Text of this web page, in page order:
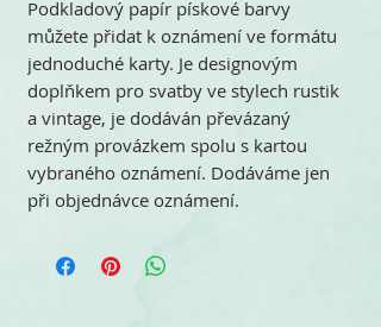
Podkladový papír pískové barvy
můžete přidat k oznámení ve formátu
jednoduché karty. Je designovým
doplňkem pro svatby ve stylech rustik
a vintage, je dodáván převázaný
režným provázkem spolu s kartou
vybraného oznámení. Dodáváme jen
při objednávce oznámení.